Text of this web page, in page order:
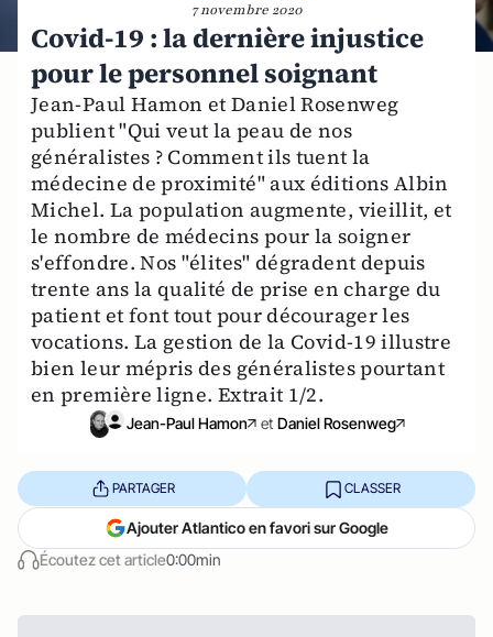
7 novembre 2020
Covid-19 : la dernière injustice
pour le personnel soignant
Jean-Paul Hamon et Daniel Rosenweg
publient "Qui veut la peau de nos
généralistes ? Comment ils tuent la
médecine de proximité" aux éditions Albin
Michel. La population augmente, vieillit, et
le nombre de médecins pour la soigner
s'effondre. Nos "élites" dégradent depuis
trente ans la qualité de prise en charge du
patient et font tout pour décourager les
vocations. La gestion de la Covid-19 illustre
bien leur mépris des généralistes pourtant
en première ligne. Extrait 1/2.
Jean-Paul Hamon et Daniel Rosenweg
Écoutez cet article0:00min
PARTAGER CLASSER
Ajouter Atlantico en favori sur Google